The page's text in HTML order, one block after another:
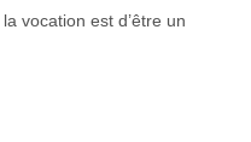
vocation est d’être un